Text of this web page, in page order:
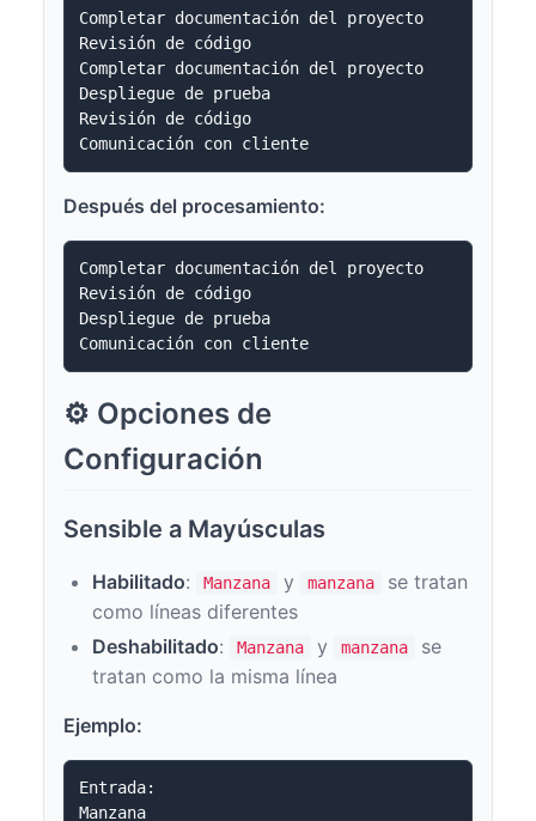
Completar documentación del proyecto
Revisión de código
Completar documentación del proyecto
Despliegue de prueba
Revisión de código
Después del procesamiento:
Completar documentación del proyecto
Revisión de código
Despliegue de prueba
⚙️ Opciones de
Configuración
Sensible a Mayúsculas
Habilitado: Manzana y manzana
se tratan
como líneas diferentes
Deshabilitado: Manzana y manzana
se
tratan como la misma línea
Ejemplo:
Entrada:
Manzana